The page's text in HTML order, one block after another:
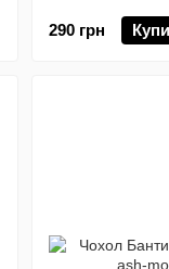
290 грн